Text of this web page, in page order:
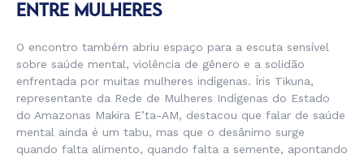
ENTRE MULHERES
O encontro também abriu espaço para a escuta sensível
sobre saúde mental, violência de gênero e a solidão
enfrentada por muitas mulheres indígenas. Íris Tikuna,
representante da Rede de Mulheres Indígenas do Estado
do Amazonas Makira E’ta-AM, destacou que falar de saúde
mental ainda é um tabu, mas que o desânimo surge
quando falta alimento, quando falta a semente, apontando